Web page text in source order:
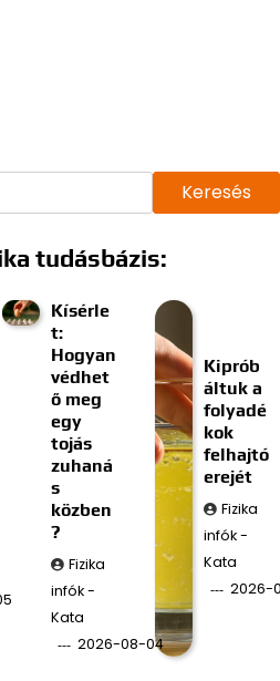
Keresés
tudásbázis:
Kísérle
t:
Hogyan
védhet
ő meg
egy
tojás
zuhaná
s
közben
?
Fizika
infók -
Kata
2026-08-04
Kiprób
áltuk a
folyadé
kok
felhajtó
erejét
Fizika
infók -
Kata
2026-